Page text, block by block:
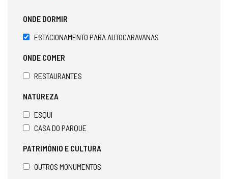
ONDE DORMIR
ESTACIONAMENTO PARA AUTOCARAVANAS
ONDE COMER
RESTAURANTES
NATUREZA
ESQUI
CASA DO PARQUE
PATRIMÓNIO E CULTURA
OUTROS MONUMENTOS